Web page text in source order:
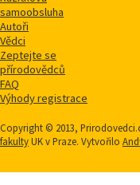
samoobsluha
Autoři
Vědci
Zeptejte se
přírodovědců
FAQ
Výhody registrace
Copyright © 2013,
fakultyUK v Praze. Vytvořilo